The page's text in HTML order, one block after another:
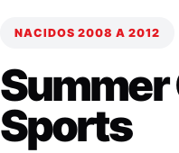
NACIDOS 2008 A 2012
Summer
Sports